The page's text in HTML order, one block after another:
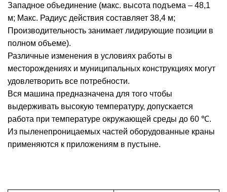
Западное объединение (макс. высота подъема – 48,1
м; Макс. Радиус действия составляет 38,4 м;
Производительность занимает лидирующие позиции в
полном объеме).
Различные изменения в условиях работы в
месторождениях и муниципальных конструкциях могут
удовлетворить все потребности.
Вся машина предназначена для того чтобы
выдерживать высокую температуру, допускается
работа при температуре окружающей среды до 60 ℃.
Из пыленепроницаемых частей оборудованные краны
применяются к приложениям в пустыне.